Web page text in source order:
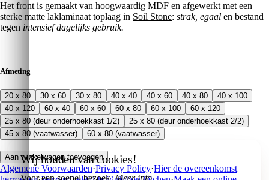
Het front is gemaakt van hoogwaardig MDF en afgewerkt met een
sterke matte laklaminaat toplaag in Soil Stone: strak, egaal en bestand
tegen intensief dagelijks gebruik.
Afmeting
20 x 80 30 x 60 30 x 80 40 x 40 40 x 60 40 x 80
40 x 100
40 x 120
60 x 40 60 x 60 60 x 80 60 x 100
60 x 120
25 x 80 (deur onderhoekkast 1/2)
25 x 80 (deur onderhoekkast 2/2)
45 x 80 (vaatwasser)
60 x 80 (vaatwasser)
Aan winkelwagen toevoegen
Algemene Voorwaarden·Privacy Policy·Hier de overeenkomst
Wij houden van cookies!
Voor een soepel bezoek. Meer info.